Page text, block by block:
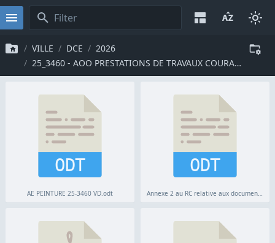
VILLE DCE
2026
25_3460 - AOO PRESTATIONS DE TRAVAUX COURANTS DE PEINTURE DANS LES EQUIPEMENTS TRANSFERES DES 9EME ET 10EME ARRONDISSEMENTS
ODT
AE PEINTURE 25-3460 VD.odt
ODT
Annexe 2 au RC relative aux documents candidature.odt